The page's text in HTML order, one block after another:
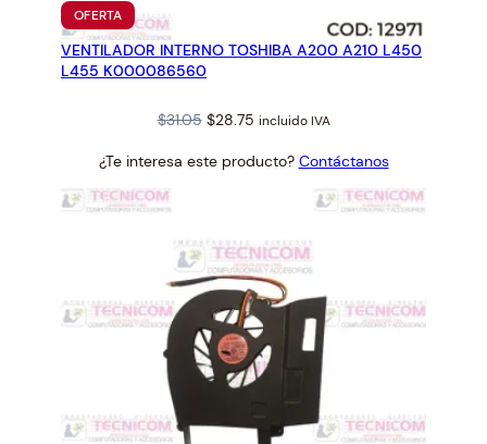
OFERTAPRODUCTO
EN
OFERTA
VENTILADOR INTERNO TOSHIBA A200 A210 L450
L455 K000086560
$31.05 Original
was:
$28.75Current
is:
incluido IVA
¿Te interesa este producto? Contáctanos